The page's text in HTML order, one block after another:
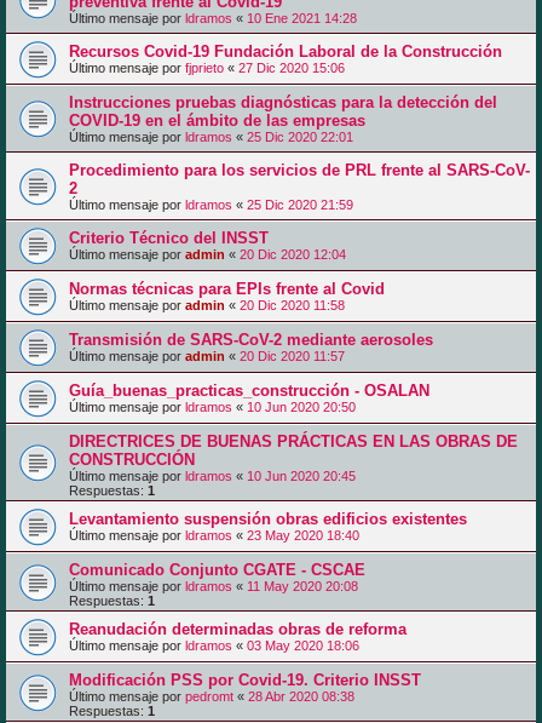
Último mensaje por ldramos « 10 Ene 2021 14:28
Recursos Covid-19 Fundación Laboral de la Construcción
Último mensaje por fjprieto « 27 Dic 2020 15:06
Instrucciones pruebas diagnósticas para la detección del
COVID-19 en el ámbito de las empresas
Último mensaje por ldramos « 25 Dic 2020 22:01
Procedimiento para los servicios de PRL frente al SARS-CoV-
2
Último mensaje por ldramos « 25 Dic 2020 21:59
Criterio Técnico del INSST
Último mensaje por admin « 20 Dic 2020 12:04
Normas técnicas para EPIs frente al Covid
Último mensaje por admin « 20 Dic 2020 11:58
Transmisión de SARS-CoV-2 mediante aerosoles
Último mensaje por admin « 20 Dic 2020 11:57
Guía_buenas_practicas_construcción - OSALAN
Último mensaje por ldramos « 10 Jun 2020 20:50
DIRECTRICES DE BUENAS PRÁCTICAS EN LAS OBRAS DE
CONSTRUCCIÓN
Último mensaje por ldramos « 10 Jun 2020 20:45
Respuestas: 1
Levantamiento suspensión obras edificios existentes
Último mensaje por ldramos « 23 May 2020 18:40
Comunicado Conjunto CGATE - CSCAE
Último mensaje por ldramos « 11 May 2020 20:08
Respuestas: 1
Reanudación determinadas obras de reforma
Último mensaje por ldramos « 03 May 2020 18:06
Modificación PSS por Covid-19. Criterio INSST
Último mensaje por pedromt « 28 Abr 2020 08:38
Respuestas: 1